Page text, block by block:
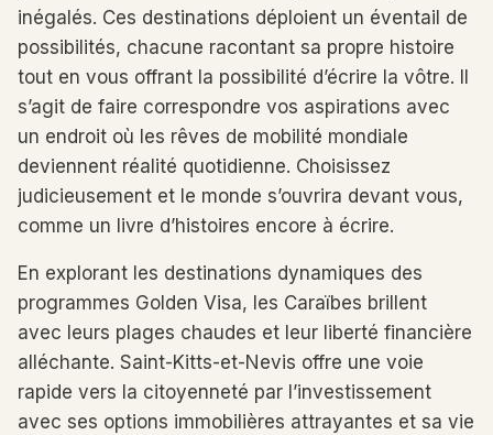
inégalés. Ces destinations déploient un éventail de
possibilités, chacune racontant sa propre histoire
tout en vous offrant la possibilité d’écrire la vôtre. Il
s’agit de faire correspondre vos aspirations avec
un endroit où les rêves de mobilité mondiale
deviennent réalité quotidienne. Choisissez
judicieusement et le monde s’ouvrira devant vous,
comme un livre d’histoires encore à écrire.
En explorant les destinations dynamiques des
programmes Golden Visa, les Caraïbes brillent
avec leurs plages chaudes et leur liberté financière
alléchante. Saint-Kitts-et-Nevis offre une voie
rapide vers la citoyenneté par l’investissement
avec ses options immobilières attrayantes et sa vie